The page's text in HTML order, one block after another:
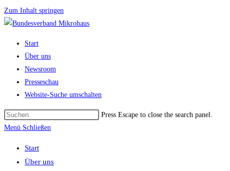
Zum Inhalt springen
Start
Über uns
Newsroom
Presseschau
Website-Suche umschalten
Press Escape to close the search panel.
Menü Schließen
Start
Über uns